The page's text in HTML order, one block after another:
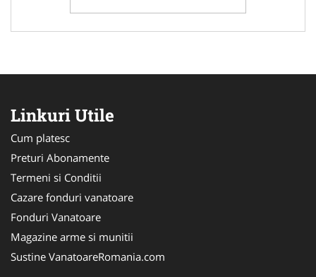
Linkuri Utile
Cum platesc
Preturi Abonamente
Termeni si Conditii
Cazare fonduri vanatoare
Fonduri Vanatoare
Magazine arme si munitii
Sustine VanatoareRomania.com